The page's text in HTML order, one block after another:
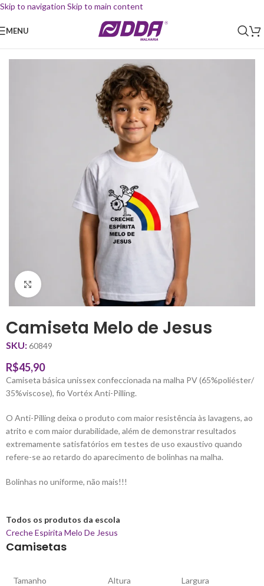
Skip to navigation Skip to main content
MENU
Camiseta
Clique para ampliar
Camiseta Melo de Jesus
SKU:60849
R$45,90
Camiseta básica unissex confeccionada na malha PV (65%poliéster/
35%viscose), fio Vortéx Anti-Pilling.
O Anti-Pilling deixa o produto com maior resistência às lavagens, ao
atrito e com maior durabilidade, além de demonstrar resultados
extremamente satisfatórios em testes de uso exaustivo quando
refere-se ao retardo do aparecimento de bolinhas na malha.
Bolinhas no uniforme, não mais!!!
Todos os produtos da escola
Creche Espirita Melo De Jesus
Camisetas
Tamanho Altura Largura